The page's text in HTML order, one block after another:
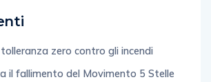
zero contro gli incendi
il fallimento del Movimento 5 Stelle